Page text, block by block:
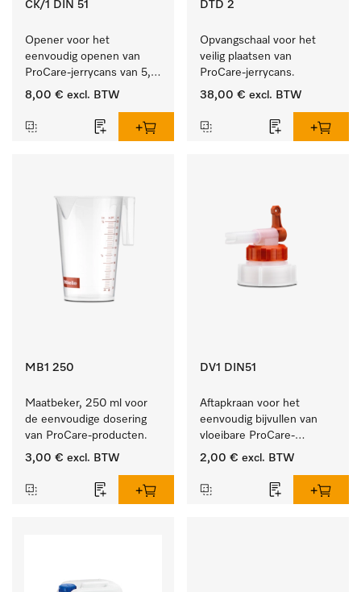
CK/1 DIN 51
Opener voor het
eenvoudig openen van
ProCare-jerrycans van 5,
10 en 20 l.
8,00 € excl. BTW
DTD 2
Opvangschaal voor het
veilig plaatsen van
ProCare-jerrycans.
38,00 € excl. BTW
MB1 250
Maatbeker, 250 ml voor
de eenvoudige dosering
van ProCare-producten.
3,00 € excl. BTW
DV1 DIN51
Aftapkraan voor het
eenvoudig bijvullen van
vloeibare ProCare-
producten.
2,00 € excl. BTW